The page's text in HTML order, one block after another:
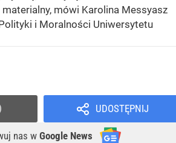
mówi Karolina Messyasz
i Moralności Uniwersytetu
UDOSTĘPNIJ
nas w Google News